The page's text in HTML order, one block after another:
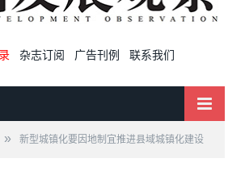
杂志订阅 广告刊例 联系我们
» 新型城镇化要因地制宜推进县域城镇化建设